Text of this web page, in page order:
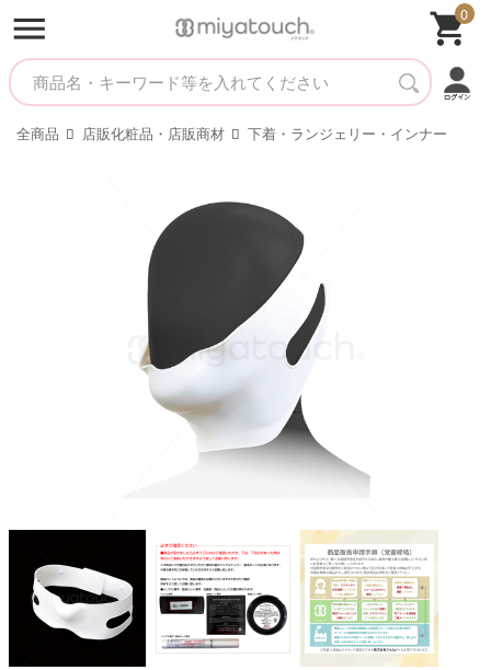
0
全商品 店販化粧品・店販商材 下着・ランジェリー・インナー